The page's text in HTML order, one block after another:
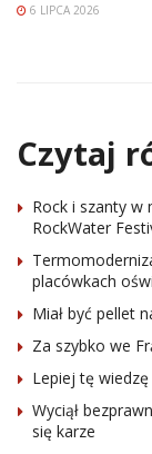
6 LIPCA 2026
Czytaj
Rock i szanty w
RockWater
placówkach
Miał być pellet
Za szybko we
Lepiej tę
Wyciął
się karze